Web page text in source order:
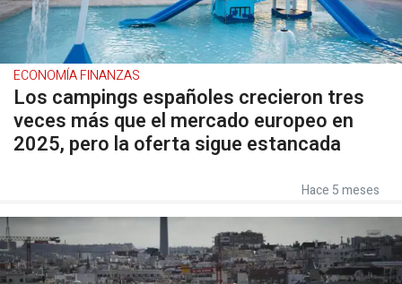
ECONOMÍA FINANZAS
Los campings españoles crecieron tres
veces más que el mercado europeo en
2025, pero la oferta sigue estancada
Hace 5 meses